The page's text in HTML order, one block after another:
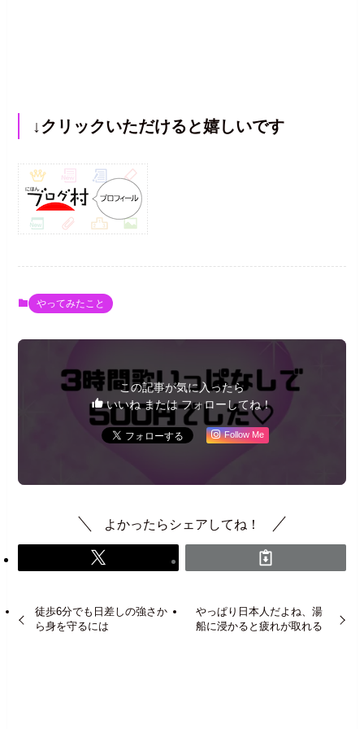
↓クリックいただけると嬉しいです
やってみたこと
この記事が気に入ったら
いいね または フォローしてね！
Follow Me
よかったらシェアしてね！
徒歩6分でも日差しの強さか
ら身を守るには
やっぱり日本人だよね、湯
船に浸かると疲れが取れる